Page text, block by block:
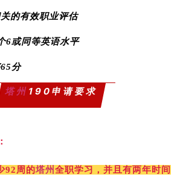
的有效职业评估
6或同等英语水平
分
塔州190申请要求
92周的塔州 全职学习，并且有两年时间